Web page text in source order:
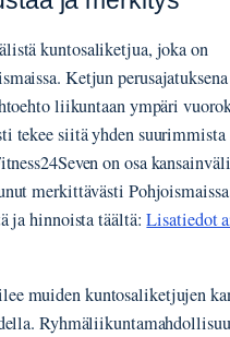
kuntosaliketjua, joka on
Ketjun
liikuntaan ympäri
tekee siitä yhden suurimmista
on osa
merkittävästi
ja hinnoista täältä:Lisatiedot
muiden kuntosaliketjujen